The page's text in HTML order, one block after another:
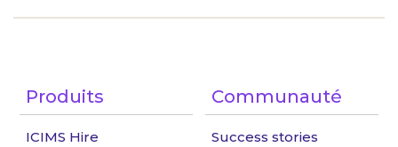
Produits
ICIMS Hire
Communauté
Success stories